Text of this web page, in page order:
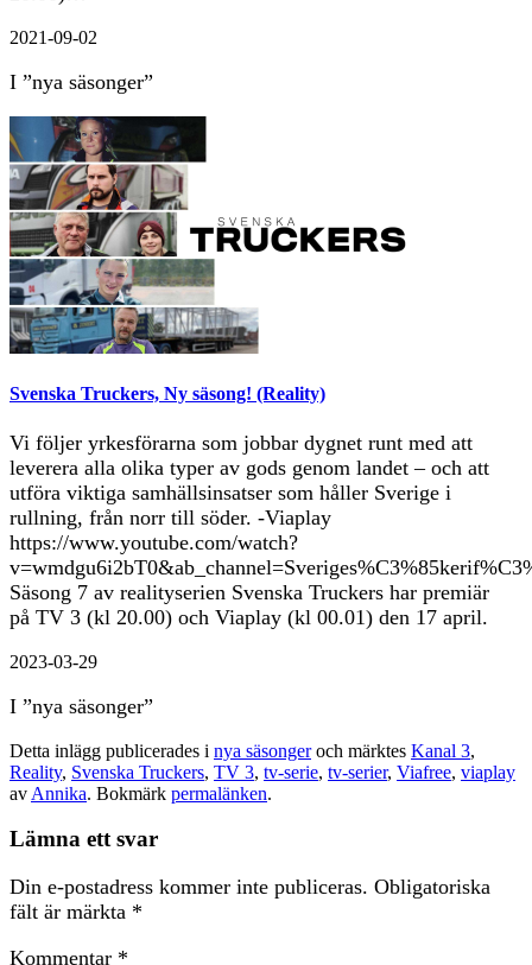
2021-09-02
I ”nya säsonger”
Svenska Truckers, Ny säsong! (Reality)
Vi följer yrkesförarna som jobbar dygnet runt med att
leverera alla olika typer av gods genom landet – och att
utföra viktiga samhällsinsatser som håller Sverige i
rullning, från norr till söder. -Viaplay
https://www.youtube.com/watch?
Säsong 7 av realityserien Svenska Truckers har premiär
på TV 3 (kl 20.00) och Viaplay (kl 00.01) den 17 april.
2023-03-29
I ”nya säsonger”
Detta inlägg publicerades i nya säsongeroch märktes Kanal 3,
Reality, Svenska Truckers, TV 3, tv-serie, tv-serier, Viafree, viaplay
av Annika. Bokmärk permalänken.
Lämna ett svar
Din e-postadress kommer inte publiceras. Obligatoriska
fält är märkta *
Kommentar *